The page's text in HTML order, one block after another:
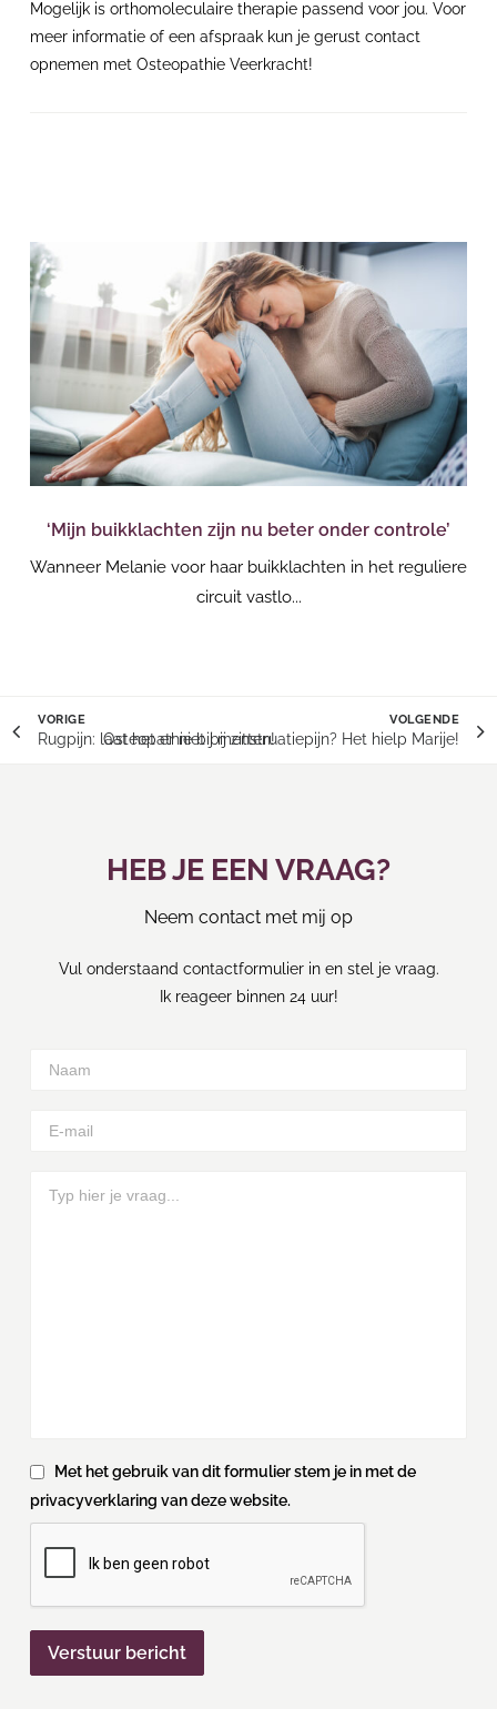
Mogelijk is orthomoleculaire therapie passend voor jou. Voor
meer informatie of een afspraak kun je gerust contact
opnemen met Osteopathie Veerkracht!
‘Mijn buikklachten zijn nu beter onder controle’
Wanneer Melanie voor haar buikklachten in het reguliere
circuit vastlo...
VORIGE
Rugpijn: laat het er niet bij zitten!
VOLGENDE
Osteopathie bij menstruatiepijn? Het hielp Marije!
HEB JE EEN VRAAG?
Neem contact met mij op
Vul onderstaand contactformulier in en stel je vraag.
Ik reageer binnen 24 uur!
Met het gebruik van dit formulier stem je in met de
privacyverklaring van deze website.